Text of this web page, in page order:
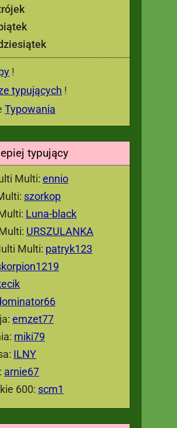
!
typujących !
Typowania
typujący
Multi: ennio
szorkop
Luna-black
URSZULANKA
Multi: patryk123
emzet77
miki79
ILNY
arnie67
600: scm1